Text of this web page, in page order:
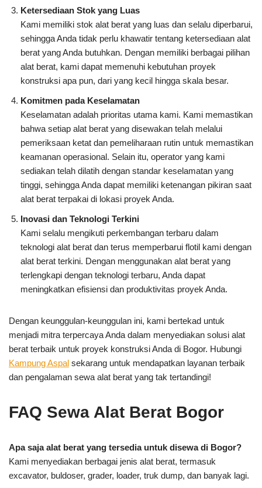
Ketersediaan Stok yang Luas
Kami memiliki stok alat berat yang luas dan selalu diperbarui,
sehingga Anda tidak perlu khawatir tentang ketersediaan alat
berat yang Anda butuhkan. Dengan memiliki berbagai pilihan
alat berat, kami dapat memenuhi kebutuhan proyek
konstruksi apa pun, dari yang kecil hingga skala besar.
Komitmen pada Keselamatan
Keselamatan adalah prioritas utama kami. Kami memastikan
bahwa setiap alat berat yang disewakan telah melalui
pemeriksaan ketat dan pemeliharaan rutin untuk memastikan
keamanan operasional. Selain itu, operator yang kami
sediakan telah dilatih dengan standar keselamatan yang
tinggi, sehingga Anda dapat memiliki ketenangan pikiran saat
alat berat terpakai di lokasi proyek Anda.
Inovasi dan Teknologi Terkini
Kami selalu mengikuti perkembangan terbaru dalam
teknologi alat berat dan terus memperbarui flotil kami dengan
alat berat terkini. Dengan menggunakan alat berat yang
terlengkapi dengan teknologi terbaru, Anda dapat
meningkatkan efisiensi dan produktivitas proyek Anda.
Dengan keunggulan-keunggulan ini, kami bertekad untuk
menjadi mitra terpercaya Anda dalam menyediakan solusi alat
berat terbaik untuk proyek konstruksi Anda di Bogor. Hubungi
Kampung Aspal sekarang untuk mendapatkan layanan terbaik
dan pengalaman sewa alat berat yang tak tertandingi!
FAQ Sewa Alat Berat Bogor
Apa saja alat berat yang tersedia untuk disewa di Bogor?
Kami menyediakan berbagai jenis alat berat, termasuk
excavator, buldoser, grader, loader, truk dump, dan banyak lagi.